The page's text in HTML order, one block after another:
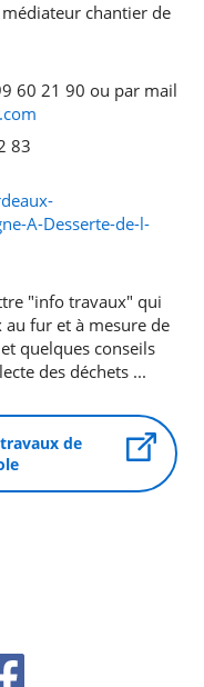
chantier de
60 21 90 ou par mail
83
A-Desserte-de-l-
"info travaux" qui
fur et à mesure de
quelques conseils
des déchets ...
de